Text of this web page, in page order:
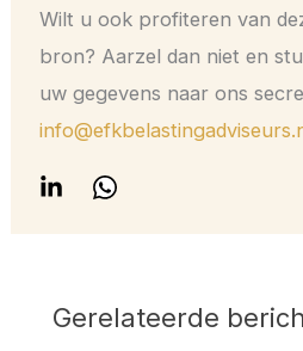
Wilt u ook profiteren van
bron? Aarzel dan niet en
uw gegevens naar ons
Gerelateerde